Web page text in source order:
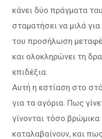
κάνει δύο πράγματα
σταματήσει να μιλά
του προσήλωση
και ολοκληρώνει τη
επιδέξια.
Αυτή η εστίαση στο
για τα αγόρια. Πως
γίνονται τόσο βρώμικα
καταλαβαίνουν, και